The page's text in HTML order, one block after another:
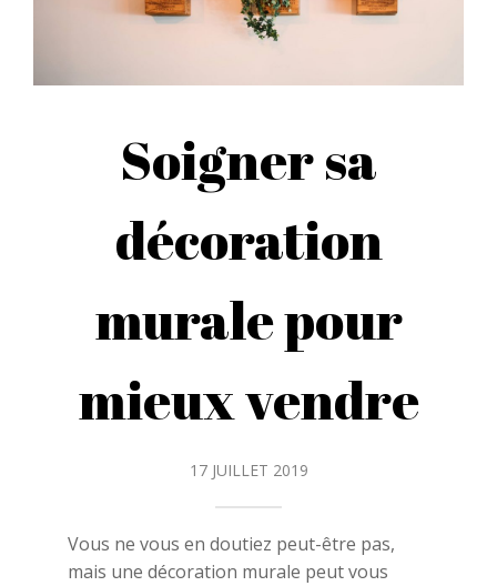
Soigner sa
décoration
murale pour
mieux vendre
17 JUILLET 2019
Vous ne vous en doutiez peut-être pas,
mais une décoration murale peut vous